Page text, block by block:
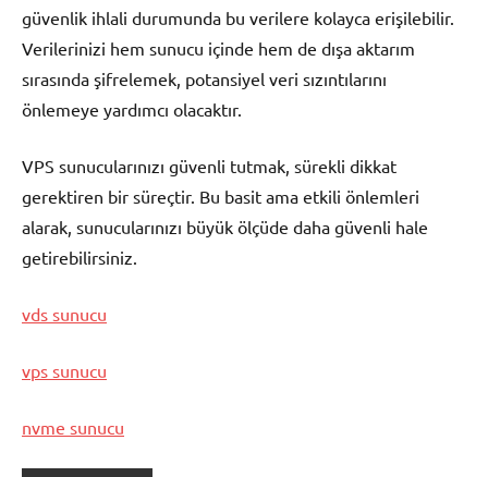
güvenlik ihlali durumunda bu verilere kolayca erişilebilir.
Verilerinizi hem sunucu içinde hem de dışa aktarım
sırasında şifrelemek, potansiyel veri sızıntılarını
önlemeye yardımcı olacaktır.
VPS sunucularınızı güvenli tutmak, sürekli dikkat
gerektiren bir süreçtir. Bu basit ama etkili önlemleri
alarak, sunucularınızı büyük ölçüde daha güvenli hale
getirebilirsiniz.
vds sunucu
vps sunucu
nvme sunucu